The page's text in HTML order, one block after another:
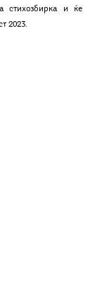
стихозбирка и ќе
2023.